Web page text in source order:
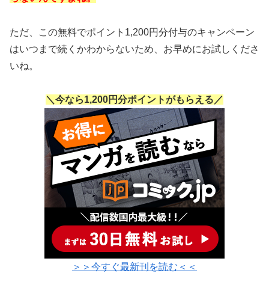
ただ、この無料でポイント1,200円分付与のキャンペーン
はいつまで続くかわからないため、お早めにお試しくださ
いね。
＼今なら1,200円分ポイントがもらえる／
＞＞今すぐ最新刊を読む＜＜